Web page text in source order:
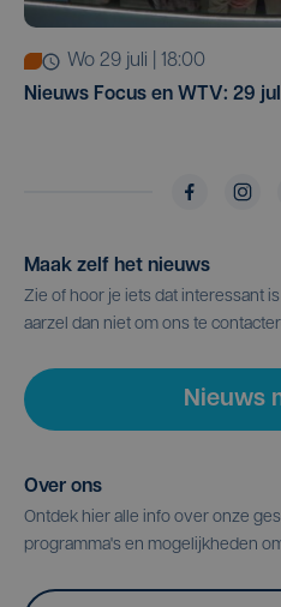
wo 29 juli | 18:00
Nieuws Focus en WTV: 29
Maak zelf het nieuws
Zie of hoor je iets dat interessant
aarzel dan niet om ons te
Nieuws
Over ons
Ontdek hier alle info over onze
programma's en mogelijkheden